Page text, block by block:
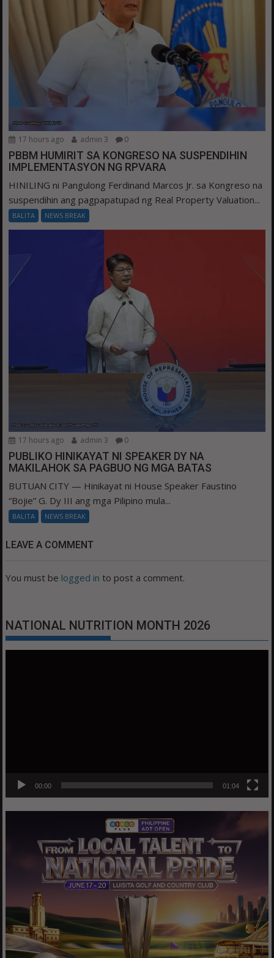
17 hours ago admin 3 0
PBBM HUMIRIT SA KONGRESO NA SUSPENDIHIN
IMPLEMENTASYON NG RPVARA
HINILING ni Pangulong Ferdinand Marcos Jr. sa Kongreso na
suspendihin ang pagpapatupad ng Real Property Valuation...
BALITA NEWS BREAK
17 hours ago admin 3 0
PUBLIKO HINIKAYAT NI SPEAKER DY NA
MAKILAHOK SA PAGBUO NG MGA BATAS
BUTUAN CITY — Hinikayat ni House Speaker Faustino
“Bojie” G. Dy III ang mga Pilipino mula...
BALITA NEWS BREAK
LEAVE A COMMENT
You must be logged in to post a comment.
NATIONAL NUTRITION MONTH 2026
00:00 01:04